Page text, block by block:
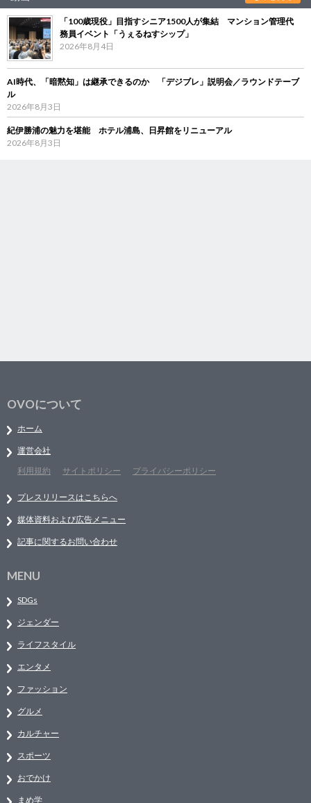
「100歳現役」目指すシニア1500人が集結 マンション管理代
務員イベント「うぇるねすシップ」
2026年8月4日
AI時代、「暗黙知」は継承できるのか 「デジブレ」説明会／ラウンドテーブ
ル
2026年8月3日
紀伊勝浦の魅力を堪能 ホテル浦島、日昇館をリニューアル
2026年8月3日
OVOについて
ホーム
運営会社
利用規約
サイトポリシー プライバシーポリシー
プレスリリースはこちらへ
媒体資料および広告メニュー
記事に関するお問い合わせ
MENU
SDGs
ジェンダー
ライフスタイル
エンタメ
ファッション
グルメ
カルチャー
スポーツ
おでかけ
まめ学